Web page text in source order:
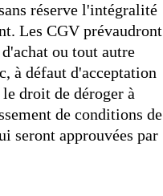
réserve l'intégralité
Les CGV prévaudront
ou tout autre
à défaut d'acceptation
droit de déroger à
de conditions de
seront approuvées par